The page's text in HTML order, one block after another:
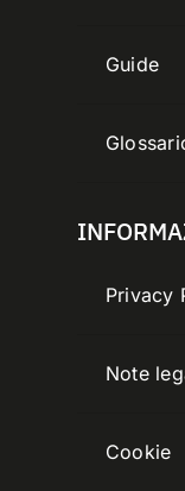
Guide
Privacy
Note
Cookie